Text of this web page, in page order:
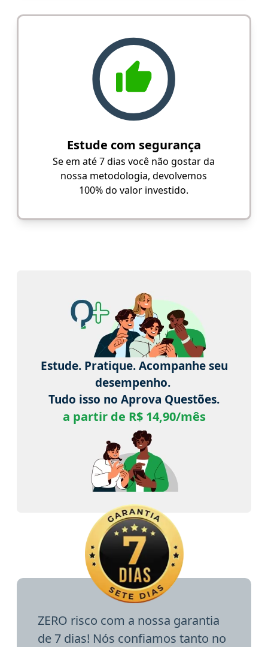
Estude com segurança
Se em até 7 dias você não gostar da
nossa metodologia, devolvemos
100% do valor investido.
Estude. Pratique. Acompanhe seu
desempenho.
Tudo isso no Aprova Questões.
a partir de R$ 14,90/mês
ZERO risco com a nossa garantia
de 7 dias! Nós confiamos tanto no